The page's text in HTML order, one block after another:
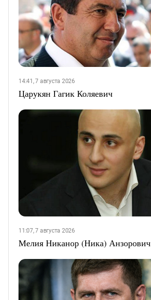
14:41, 7 августа 2026
Царукян Гагик Коляевич
11:07, 7 августа 2026
Мелия Никанор (Ника) Анзорович